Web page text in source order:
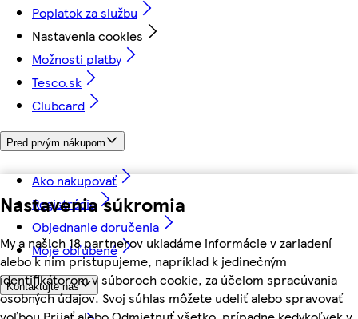
Nastavenia súkromia
My a našich 18 partnerov ukladáme informácie v zariadení
alebo k nim pristupujeme, napríklad k jedinečným
identifikátorom v súboroch cookie, za účelom spracúvania
osobných údajov. Svoj súhlas môžete udeliť alebo spravovať
Poplatok za službu
Nastavenia cookies
Možnosti platby
Tesco.sk
Clubcard
Pred prvým nákupom
Ako nakupovať
Registrácia
Objednanie doručenia
Moje obľúbené
Kontaktujte nás